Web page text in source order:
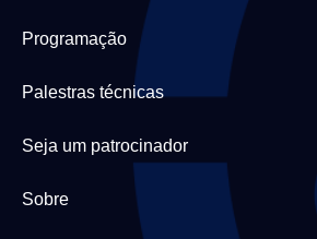
Programação
Palestras técnicas
Seja um patrocinador
Sobre